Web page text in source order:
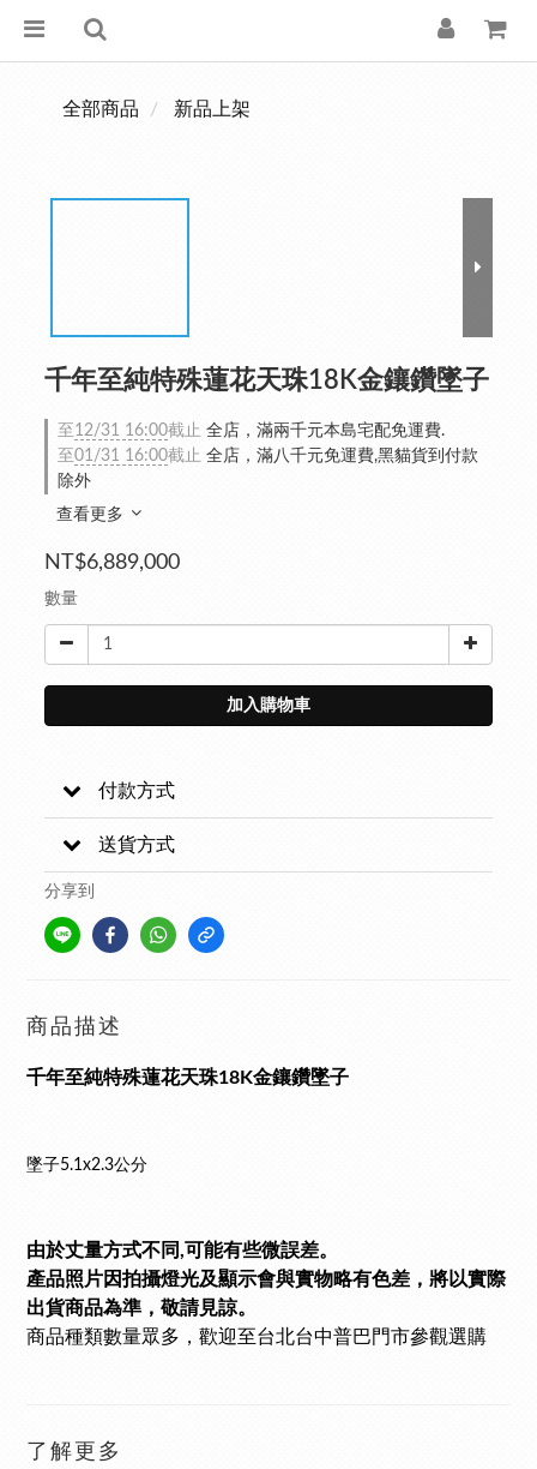
全部商品 新品上架
千年至純特殊蓮花天珠18K金鑲鑽墜子
至 12/31 16:00截止 全店，滿兩千元本島宅配免運費.
至01/31 16:00截止 全店，滿八千元免運費,黑貓貨到付款
除外
查看更多
NT$6,889,000
數量
加入購物車
付款方式
送貨方式
分享到
商品描述
千年至純特殊蓮花天珠18K金鑲鑽墜子
墜子5.1x2.3公分
由於丈量方式不同,可能有些微誤差。
產品照片因拍攝燈光及顯示會與實物略有色差，將以實際
出貨商品為準，敬請見諒。
商品種類數量眾多 ，歡迎至台北台中普巴門市參觀選購
了解更多